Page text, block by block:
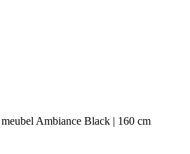
Ambiance Black | 160 cm